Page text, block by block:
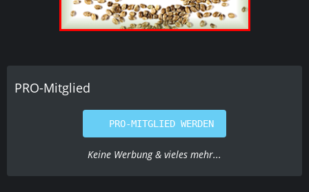
PRO-Mitglied
PRO-MITGLIED WERDEN
Keine Werbung & vieles mehr...